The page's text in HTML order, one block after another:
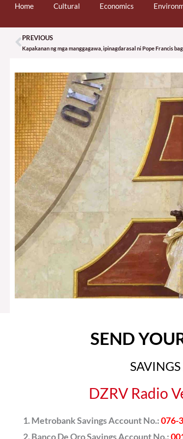
Home Cultural Economics
Prev
PREVIOUS
Kapakanan ng mga manggagawa, ipinagdarasal ni Pope Francis
SEND
DZRV Radio
Metrobank Savings Account No.:076-
Banco De Oro Savings Account No.: